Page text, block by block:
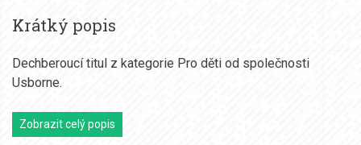
Krátký popis
Dechberoucí titul z kategorie Pro děti od společnosti
Usborne.
Zobrazit celý popis